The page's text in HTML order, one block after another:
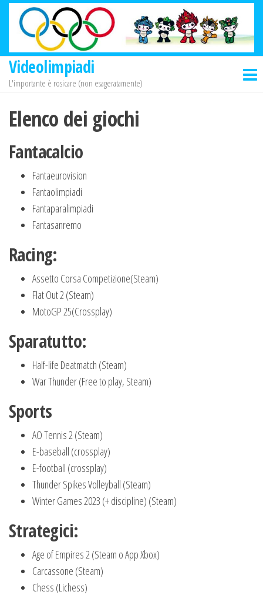
Salta
al
contenuto
Videolimpiadi
L'importante è rosicare (non esageratamente)
Elenco dei giochi
Fantacalcio
Fantaeurovision
Fantaolimpiadi
Fantaparalimpiadi
Fantasanremo
Racing:
Assetto Corsa Competizione(Steam)
Flat Out 2 (Steam)
MotoGP 25(Crossplay)
Sparatutto:
Half-life Deatmatch (Steam)
War Thunder (Free to play, Steam)
Sports
AO Tennis 2 (Steam)
E-baseball (crossplay)
E-football (crossplay)
Thunder Spikes Volleyball (Steam)
Winter Games 2023 (+ discipline) (Steam)
Strategici:
Age of Empires 2 (Steam o App Xbox)
Carcassone (Steam)
Chess (Lichess)